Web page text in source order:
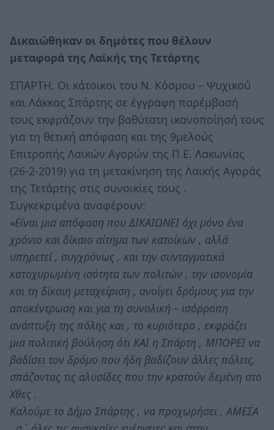
Δικαιώθηκαν οι δημότες που θέλουν
μεταφορά της Λαϊκής της Τετάρτης
ΣΠΑΡΤΗ. Οι κάτοικοι του Ν. Κόσμου – Ψυχικού
και Λάκκας Σπάρτης σε έγγραφη παρέμβασή
τους εκφράζουν την βαθύτατη ικανοποίησή τους
για τη θετική απόφαση και της 9μελούς
Επιτροπής Λαϊκών Αγορών της Π.Ε. Λακωνίας
(26-2-2019) για τη μετακίνηση της Λαϊκής Αγοράς
της Τετάρτης στις συνοικίες τους .
Συγκεκριμένα αναφέρουν:
«Είναι μια απόφαση που ΔΙΚΑΙΩΝΕΙ όχι μόνο ένα
χρόνιο και δίκαιο αίτημα των κατοίκων , αλλά
υπηρετεί , συγχρόνως , και την συνταγματικά
κατοχυρωμένη ισότητα των πολιτών , την ισονομία
και τη δίκαιη μεταχείριση , ανοίγει δρόμους για την
αποκέντρωση και για τη συνολική – ισόρροπη
ανάπτυξη της πόλης και , το κυριότερο , εκφράζει
μια πολιτική βούληση ότι ΚΑΙ η Σπάρτη , ΜΠΟΡΕΙ να
βαδίσει τον δρόμο που ήδη βαδίζουν άλλες πόλεις,
σπάζοντας τις αλυσίδες που την κρατούν δεμένη στο
Χθες .
Καλούμε το Δήμο Σπάρτης , να προχωρήσει , ΑΜΕΣΑ